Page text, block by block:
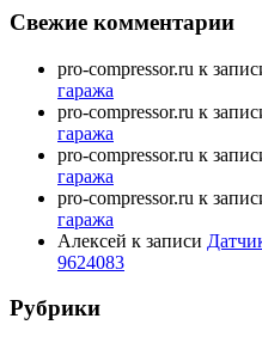
Свежие комментарии
pro-compressor.ru к
гаража
pro-compressor.ru к
гаража
pro-compressor.ru к
гаража
pro-compressor.ru к
гаража
Алексей к записи
9624083
Рубрики